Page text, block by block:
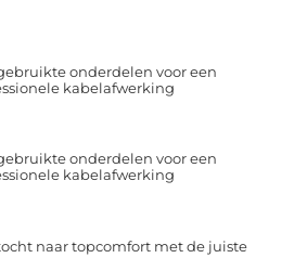
onderdelen voor een
kabelafwerking
onderdelen voor een
kabelafwerking
naar topcomfort met de juiste